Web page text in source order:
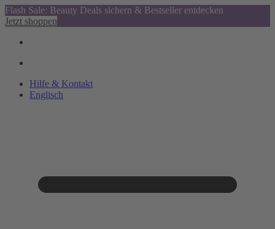
Flash Sale: Beauty Deals sichern & Bestseller entdecken
Jetzt shoppen
Hilfe & Kontakt
Englisch